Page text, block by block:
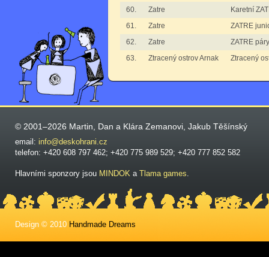
60.
Zatre
Karetní
61.
Zatre
ZATRE
62.
Zatre
ZATRE páry
63.
Ztracený ostrov Arnak Ztracený
© 2001–2026 Martin, Dan a Klára Zemanovi, Jakub Těšínský
email: info@deskohrani.cz
telefon: +420 608 797 462; +420 775 989 529; +420 777 852 582
Hlavními sponzory jsou MINDOK a Tlama games.
Design © 2010 Handmade Dreams